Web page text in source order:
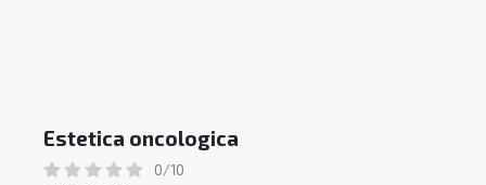
Estetica oncologica
0/10